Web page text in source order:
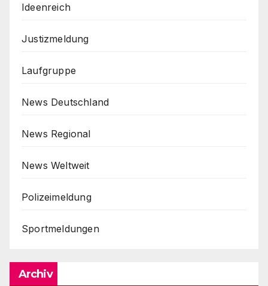
Ideenreich
Justizmeldung
Laufgruppe
News Deutschland
News Regional
News Weltweit
Polizeimeldung
Sportmeldungen
Archiv